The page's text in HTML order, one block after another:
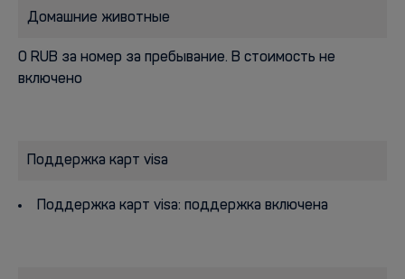
Домашние животные
0 RUB за номер за пребывание. В стоимость не
включено
Поддержка карт visa
Поддержка карт visa: поддержка включена